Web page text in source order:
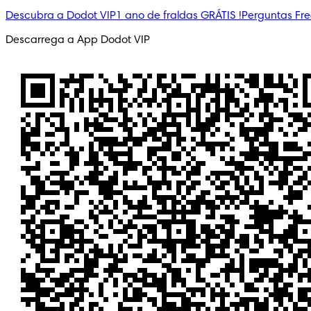
Descubra a Dodot VIP1 ano de fraldas GRÁTIS !Perguntas
Descarrega a App Dodot VIP